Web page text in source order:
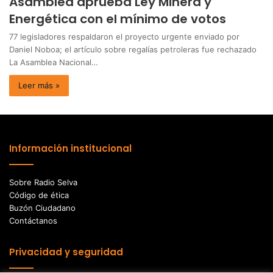
Energética con el mínimo de votos
77 legisladores respaldaron el proyecto urgente enviado por
Daniel Noboa; el artículo sobre regalías petroleras fue rechazado
La Asamblea Nacional…
Leer más »
Información institucional
Sobre Radio Selva
Código de ética
Buzón Ciudadano
Contáctanos
Privacidad y seguridad